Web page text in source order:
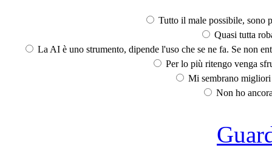
Tutto il male possibile, sono
Quasi tutta
La AI è uno strumento, dipende l'uso che se ne fa. Se non
Per lo più ritengo venga
Mi sembrano
Non ho